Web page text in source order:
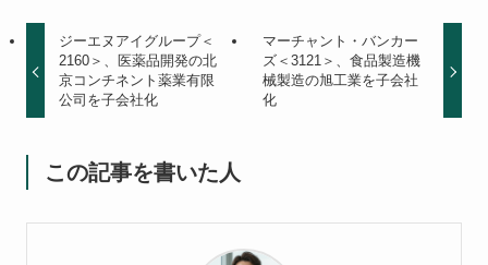
ジーエヌアイグループ＜
2160＞、医薬品開発の北
京コンチネント薬業有限
公司を子会社化
マーチャント・バンカー
ズ＜3121＞、食品製造機
械製造の旭工業を子会社
化
この記事を書いた人